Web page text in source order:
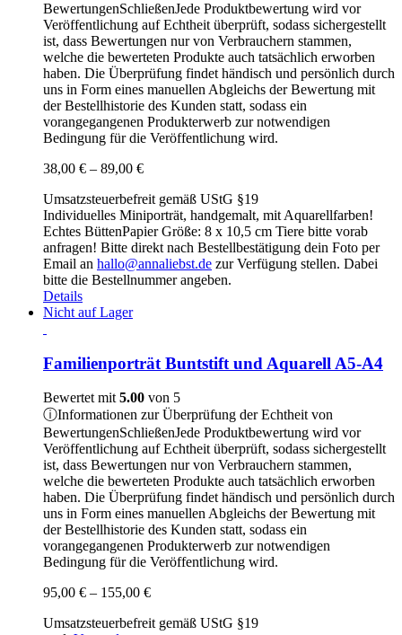
BewertungenSchließenJede Produktbewertung wird vor
Veröffentlichung auf Echtheit überprüft, sodass sichergestellt
ist, dass Bewertungen nur von Verbrauchern stammen,
welche die bewerteten Produkte auch tatsächlich erworben
haben. Die Überprüfung findet händisch und persönlich durch
uns in Form eines manuellen Abgleichs der Bewertung mit
der Bestellhistorie des Kunden statt, sodass ein
vorangegangenen Produkterwerb zur notwendigen
Bedingung für die Veröffentlichung wird.
38,00 € – 89,00 €Preisspanne:
bis
89,00 €
Umsatzsteuerbefreit gemäß UStG §19
Individuelles Miniporträt, handgemalt, mit Aquarellfarben!
Echtes BüttenPapier Größe: 8 x 10,5 cm Tiere bitte vorab
anfragen! Bitte direkt nach Bestellbestätigung dein Foto per
Email an hallo@annaliebst.de zur Verfügung stellen. Dabei
bitte die Bestellnummer angeben.
Details
Nicht auf Lager
Familienporträt Buntstift und Aquarell A5-A4
Bewertet mit5.00 von 5
ⓘInformationen zur Überprüfung der Echtheit von
BewertungenSchließenJede Produktbewertung wird vor
Veröffentlichung auf Echtheit überprüft, sodass sichergestellt
ist, dass Bewertungen nur von Verbrauchern stammen,
welche die bewerteten Produkte auch tatsächlich erworben
haben. Die Überprüfung findet händisch und persönlich durch
uns in Form eines manuellen Abgleichs der Bewertung mit
der Bestellhistorie des Kunden statt, sodass ein
vorangegangenen Produkterwerb zur notwendigen
Bedingung für die Veröffentlichung wird.
95,00 € – 155,00 €Preisspanne:
bis
Umsatzsteuerbefreit gemäß UStG §19